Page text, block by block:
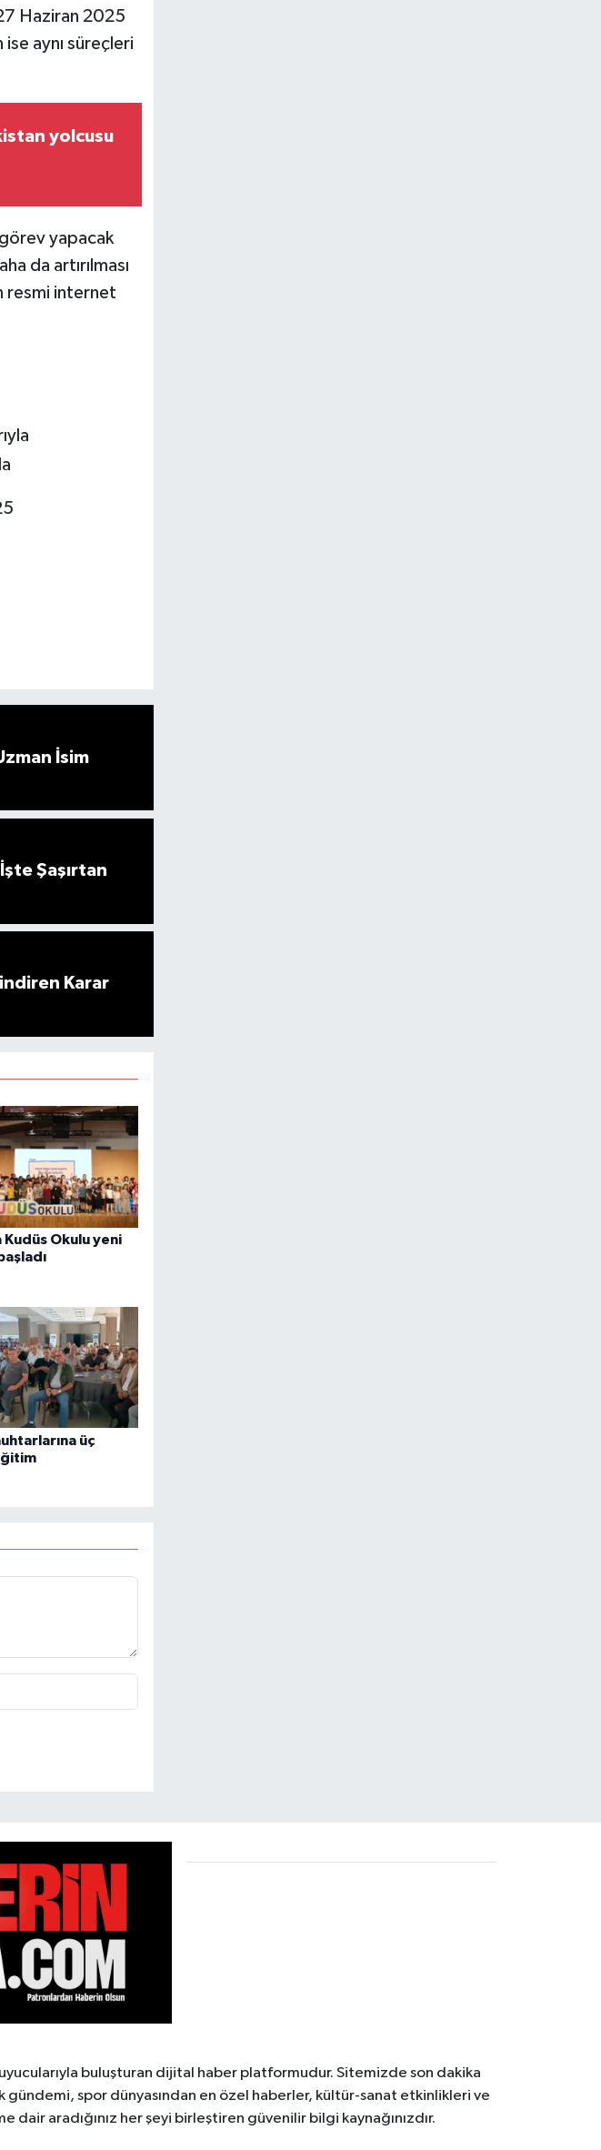
Haziran 2025
aynı süreçleri
yolcusu
yapacak
da artırılması
resmi internet
İsim
Şaşırtan
Karar
Kudüs Okulu yeni
üç
buluşturan dijital haber platformudur. Sitemizde son dakika
gündemi, spor dünyasından en özel haberler, kültür-sanat etkinlikleri ve
aradığınız her şeyi birleştiren güvenilir bilgi kaynağınızdır.